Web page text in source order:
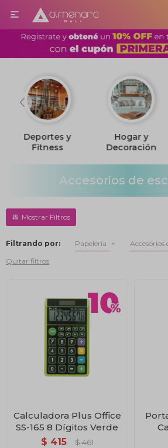

Deportes y
Fitness
Hogar y
Decoración
Accesorios de
Filtrando por: Papelería
Accesorios
Quitar filtros
Calculadora Plus Office
SS-165 8 Dígitos Verde
$ 415 $ 461